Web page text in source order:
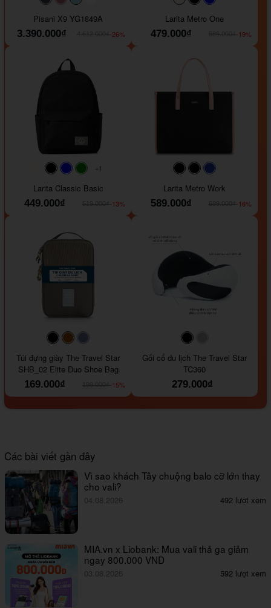
#40454a#b76e79
#9ad8e7
Pisani X9 YG1849A
3.390.000₫
-26%
#faf0e6#000000
Larita Metro One
479.000₫
-19%
#faf0e6
#000000#0000FF#008000
+1
Larita Classic Basic
449.000₫
-13%
#000000#000000
Larita Metro Work
589.000₫
-16%
#000000#964B00
Túi đựng giày The Travel Star
SHB_02 Elite Duo Shoe Bag
169.000₫
-15%
#000000
Gối cổ du lịch The Travel Star
TC360
279.000₫
Các bài viết gần đây
Vì sao khách Tây chuộng balo cỡ lớn thay
cho vali?
04.08.2026 492 lượt xem
MIA.vn x Liobank: Mua vali thả ga giảm
ngay 800.000 VND
03.08.2026 592 lượt xem